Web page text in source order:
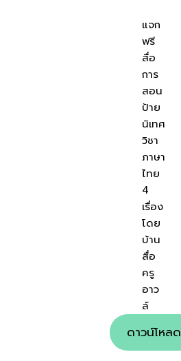
แจก
ฟรี
สื่อ
การ
สอน
ป้าย
นิเทศ
วิชา
ภาษา
ไทย
4
เรื่อง
โดย
บ้าน
สื่อ
ครู
อาว
ล์
ดาวน์โหลด